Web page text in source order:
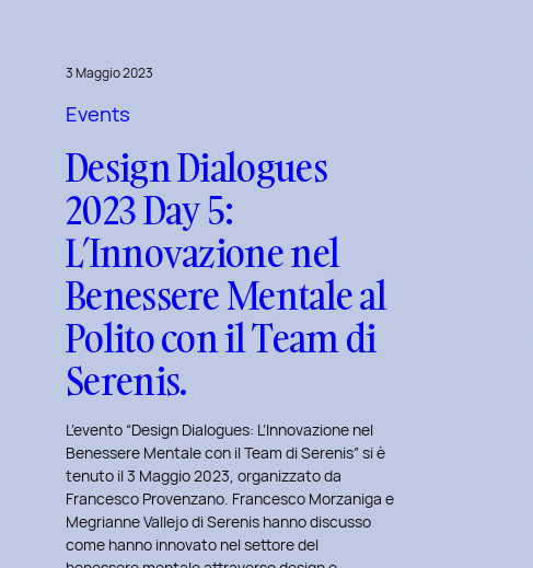
Strategy
e
Motion
Design
con
Giovanna
Crise.
3 Maggio 2023
Events
Design Dialogues
2023 Day 5:
L’Innovazione nel
Benessere Mentale al
Polito con il Team di
Serenis.
L’evento “Design Dialogues: L’Innovazione nel
Benessere Mentale con il Team di Serenis” si è
tenuto il 3 Maggio 2023, organizzato da
Francesco Provenzano. Francesco Morzaniga e
Megrianne Vallejo di Serenis hanno discusso
come hanno innovato nel settore del